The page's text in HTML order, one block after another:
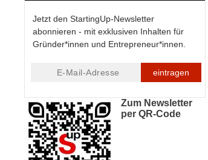
Jetzt den StartingUp-Newsletter
abonnieren - mit exklusiven Inhalten für
Gründer*innen und Entrepreneur*innen.
eintragen
Zum Newsletter
per QR-Code